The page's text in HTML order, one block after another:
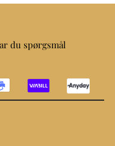
du spørgsmål